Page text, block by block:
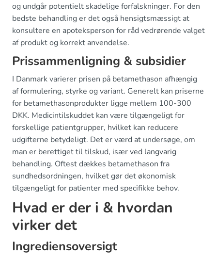
og undgår potentielt skadelige forfalskninger. For den
bedste behandling er det også hensigtsmæssigt at
konsultere en apoteksperson for råd vedrørende valget
af produkt og korrekt anvendelse.
Prissammenligning & subsidier
I Danmark varierer prisen på betamethason afhængig
af formulering, styrke og variant. Generelt kan priserne
for betamethasonprodukter ligge mellem 100-300
DKK. Medicintilskuddet kan være tilgængeligt for
forskellige patientgrupper, hvilket kan reducere
udgifterne betydeligt. Det er værd at undersøge, om
man er berettiget til tilskud, især ved langvarig
behandling. Oftest dækkes betamethason fra
sundhedsordningen, hvilket gør det økonomisk
tilgængeligt for patienter med specifikke behov.
Hvad er der i & hvordan
virker det
Ingrediensoversigt